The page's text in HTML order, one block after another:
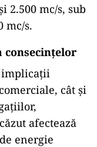
2.500 mc/s, sub
mc/s.
consecințelor
implicații
cât și
afectează
energie